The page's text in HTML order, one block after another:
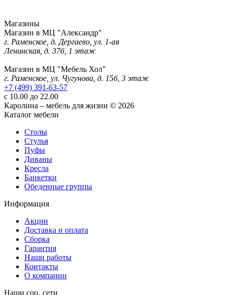
Магазины
Магазин в МЦ "Александр"
г. Раменское, д. Дергаево, ул. 1-ая
Ленинская, д. 37б, 1 этаж
Магазин в МЦ "Мебель Хол"
г. Раменское, ул. Чугунова, д. 15б, 3 этаж
+7 (499) 391-63-57
с 10.00 до 22.00
Каролина – мебель для жизни © 2026
Каталог мебели
Столы
Стулья
Пуфы
Диваны
Кресла
Банкетки
Обеденные группы
Информация
Акции
Доставка и оплата
Сборка
Гарантия
Наши работы
Контакты
О компании
Наши соц. сети